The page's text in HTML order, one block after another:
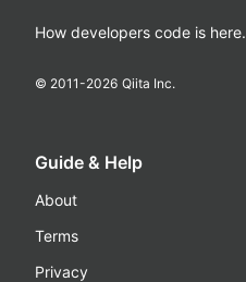
How developers code is here.
© 2011-2026 Qiita Inc.
Guide & Help
About
Terms
Privacy